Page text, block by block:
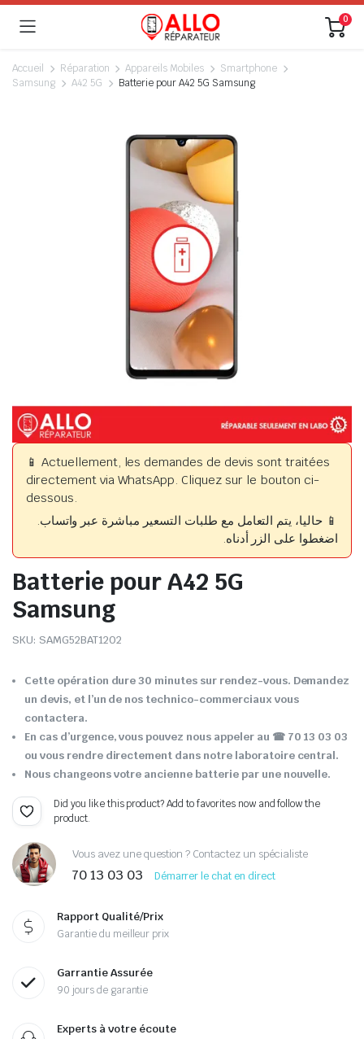
0
Accueil Réparation Appareils Mobiles
Smartphone
Samsung
A42 5G Batterie pour A42 5G Samsung
📱 Actuellement, les demandes de devis sont traitées
directement via WhatsApp. Cliquez sur le bouton ci-
dessous.
📱 حاليا، يتم التعامل مع طلبات التسعير مباشرة عبر واتساب.
اضغطوا على الزر أدناه.
Batterie pour A42 5G
Samsung
SKU: SAMG52BAT1202
Cette opération dure 30 minutes sur rendez-vous. Demandez
un devis, et l’un de nos technico-commerciaux vous
contactera.
En cas d’urgence, vous pouvez nous appeler au ☎ 70 13 03 03
ou vous rendre directement dans notre laboratoire central.
Nous changeons votre ancienne batterie par une nouvelle.
Did you like this product? Add to favorites now and follow the
product.
Vous avez une question ? Contactez un spécialiste
70 13 03 03 Démarrer le chat en direct
Rapport Qualité/Prix
Garantie du meilleur prix
Garrantie Assurée
90 jours de garantie
Experts à votre écoute